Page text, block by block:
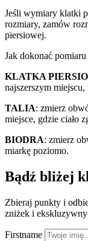
Jeśli wymiary klatki
rozmiary, zamów
piersiowej.
Jak dokonać pomiaru
KLATKA
najszerszym
TALIA: zmierz
miejsce, gdzie ciało
BIODRA: zmierz
miarkę poziomo.
Bądź bliżej
Zbieraj punkty i
zniżek i
Firstname